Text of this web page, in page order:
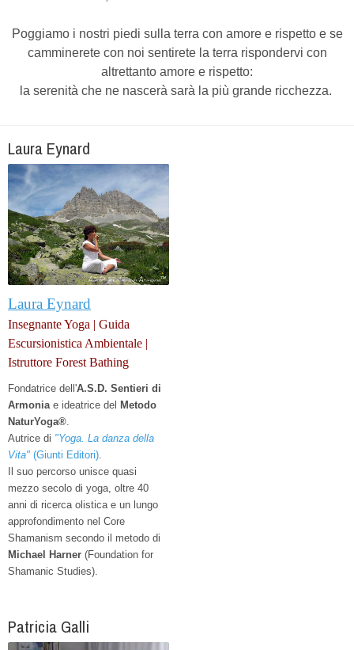
Poggiamo i nostri piedi sulla terra con amore e rispetto e se
camminerete con noi sentirete la terra rispondervi con
altrettanto amore e rispetto:
la serenità che ne nascerà sarà la più grande ricchezza.
Laura Eynard
Laura Eynard
Insegnante Yoga | Guida
Escursionistica Ambientale |
Istruttore Forest Bathing
Fondatrice dell'A.S.D. Sentieri di
Armonia e ideatrice del Metodo
NaturYoga®
Autrice di "Yoga. La danza della
Vita" (Giunti Editori)
Il suo percorso unisce quasi
mezzo secolo di yoga, oltre 40
anni di ricerca olistica e un lungo
approfondimento nel Core
Shamanism secondo il metodo di
Michael Harner (Foundation for
Shamanic Studies).
Patricia Galli